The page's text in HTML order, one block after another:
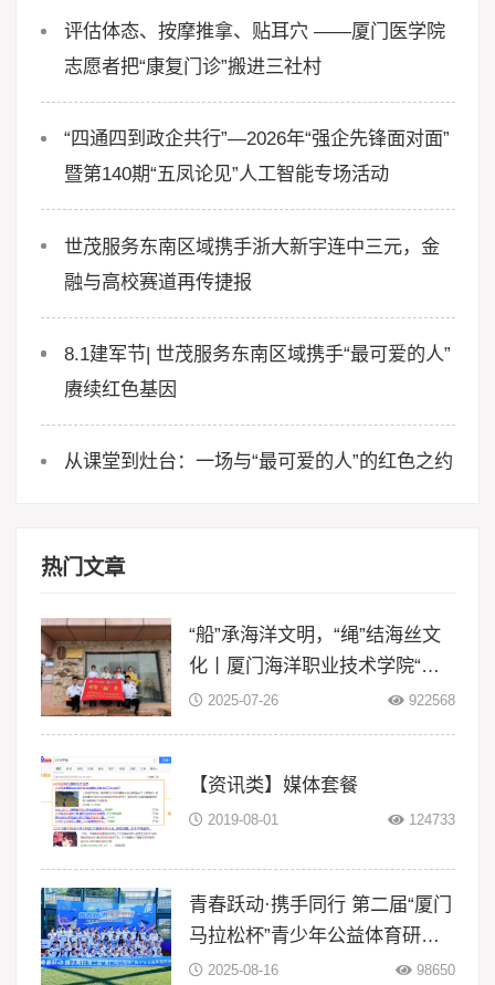
评估体态、按摩推拿、贴耳穴 ——厦门医学院
志愿者把“康复门诊”搬进三社村
“四通四到政企共行”—2026年“强企先锋面对面”
暨第140期“五凤论见”人工智能专场活动
世茂服务东南区域携手浙大新宇连中三元，金
融与高校赛道再传捷报
8.1建军节| 世茂服务东南区域携手“最可爱的人”
赓续红色基因
从课堂到灶台：一场与“最可爱的人”的红色之约
热门文章
“船”承海洋文明，“绳”结海丝文
化丨厦门海洋职业技术学院“闽
智‘船’奇”实践队赴浙江等地开展
2025-07-26 922568
【资讯类】媒体套餐
2019-08-01 124733
青春跃动·携手同行 第二届“厦门
马拉松杯”青少年公益体育研学
活动在翔安大嶝岛扬帆！
2025-08-16 98650